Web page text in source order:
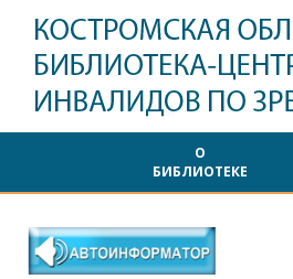
О
БИБЛИОТЕКЕ